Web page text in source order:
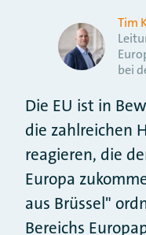
Tim
bei
Die EU ist in
die zahlreichen
reagieren, die
Europa
aus Brüssel"
Bereichs